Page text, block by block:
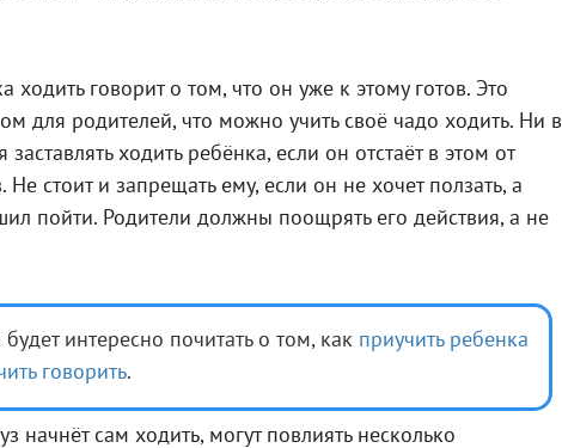
ходить говорит о том, что он уже к этому готов. Это
для родителей, что можно учить своё чадо ходить. Ни в
заставлять ходить ребёнка, если он отстаёт в этом от
Не стоит и запрещать ему, если он не хочет ползать, а
пойти. Родители должны поощрять его действия, а не
интересно почитать о том, как приучить ребенка
говорить.
начнёт сам ходить, могут повлиять несколько